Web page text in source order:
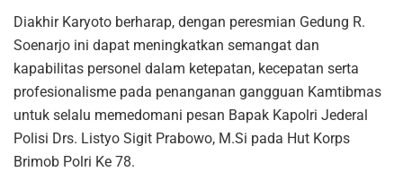
Diakhir Karyoto berharap, dengan peresmian Gedung R.
Soenarjo ini dapat meningkatkan semangat dan
kapabilitas personel dalam ketepatan, kecepatan serta
profesionalisme pada penanganan gangguan Kamtibmas
untuk selalu memedomani pesan Bapak Kapolri Jederal
Polisi Drs. Listyo Sigit Prabowo, M.Si pada Hut Korps
Brimob Polri Ke 78.